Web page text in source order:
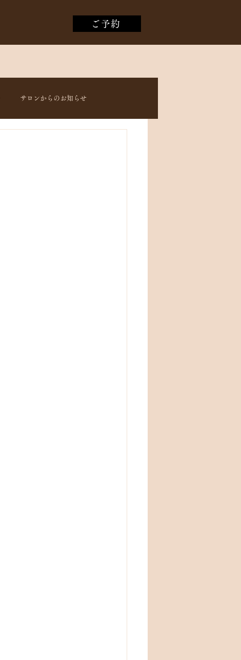
ご予約
サロンからのお知らせ